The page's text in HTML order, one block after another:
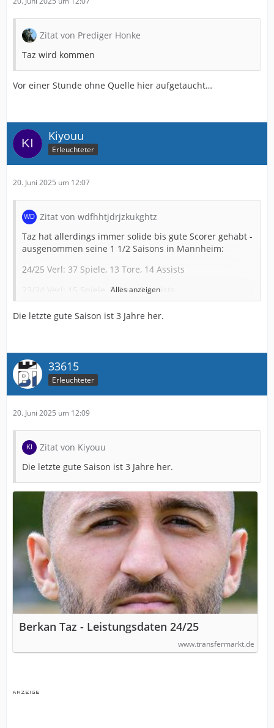
Zitat von Prediger Honke
Taz wird kommen
Vor einer Stunde ohne Quelle hier aufgetaucht…
Kiyouu
Erleuchteter
20. Juni 2025 um 12:07
Zitat von wdfhhtjdrjzkukghtz
Taz hat allerdings immer solide bis gute Scorer gehabt -
ausgenommen seine 1 1/2 Saisons in Mannheim:
24/25 Verl: 37 Spiele, 13 Tore, 14 Assists
23/24 Verl: 15 Spiele, 3 Tore, 2 Assists
21/22 BVB II: 37 Spiele, 10 Tore, 8 Assists
Also ein one hit wonder ist er nicht.
Alles anzeigen
Die letzte gute Saison ist 3 Jahre her.
33615
Erleuchteter
20. Juni 2025 um 12:09
Zitat von Kiyouu
Die letzte gute Saison ist 3 Jahre her.
Berkan Taz - Leistungsdaten 24/25
www.transfermarkt.de